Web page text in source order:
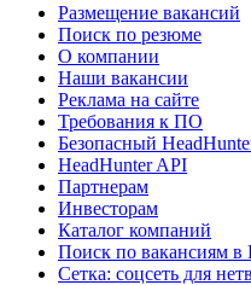
Размещение вакансий
Поиск по резюме
О компании
Наши вакансии
Реклама на сайте
Требования к ПО
Безопасный
HeadHunter API
Партнерам
Инвесторам
Каталог компаний
Поиск по вакансиям в
Сетка: соцсеть для